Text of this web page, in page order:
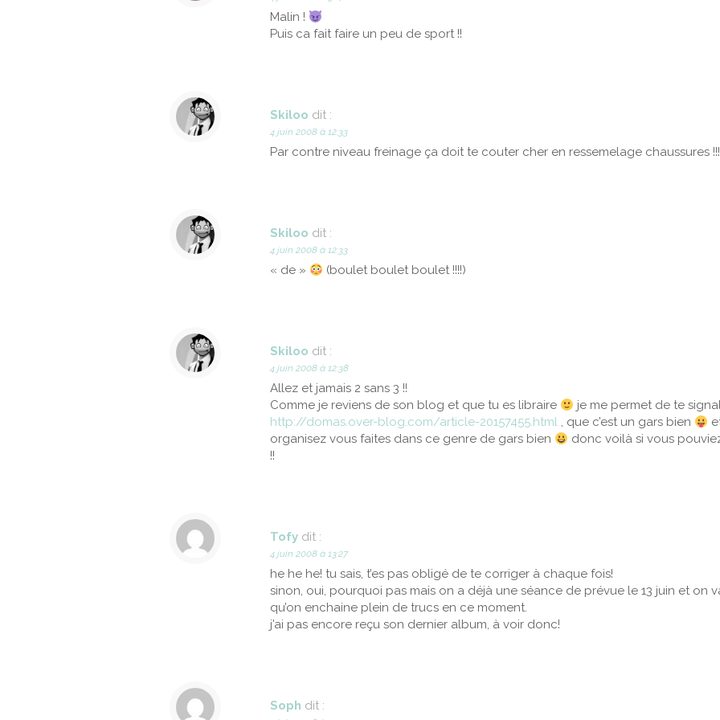
Malin !
Puis ca fait faire un peu de sport !!
Skiloo dit :
4 juin 2008 à 12:33
Par contre niveau freinage ça doit te couter cher en ressemelage chaussures
Skiloo dit :
4 juin 2008 à 12:33
« de » (boulet boulet boulet !!!!)
Skiloo dit :
4 juin 2008 à 12:38
Allez et jamais 2 sans 3 !!
Comme je reviens de son blog et que tu es libraire
je me permet de te
http://domas.over-blog.com/article-20157455.html , que c’est un gars bien
organisez vous faites dans ce genre de gars bien
donc voilà si vous
!!
Tofy dit :
4 juin 2008 à 13:27
he he he! tu sais, t’es pas obligé de te corriger à chaque fois!
sinon, oui, pourquoi pas mais on a déjà une séance de prévue le 13 juin et on
qu’on enchaine plein de trucs en ce moment.
j’ai pas encore reçu son dernier album, à voir donc!
Soph dit :